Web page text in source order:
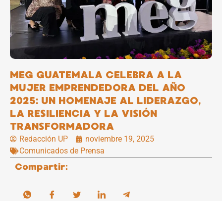
MEG GUATEMALA CELEBRA A LA
MUJER EMPRENDEDORA DEL AÑO
2025: UN HOMENAJE AL LIDERAZGO,
LA RESILIENCIA Y LA VISIÓN
TRANSFORMADORA
Redacción UP
noviembre 19, 2025
Comunicados de Prensa
Compartir: